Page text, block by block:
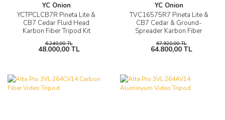
YC Onion
YCTPCLCB7R Pineta Lite &
CB7 Cedar Fluid Head
Karbon Fiber Tripod Kit
6.240,00 TL
48.000,00 TL
YC Onion
TVC16575R7 Pineta Lite &
CB7 Cedar & Ground-
Spreader Karbon Fiber
67.920,00 TL
64.800,00 TL